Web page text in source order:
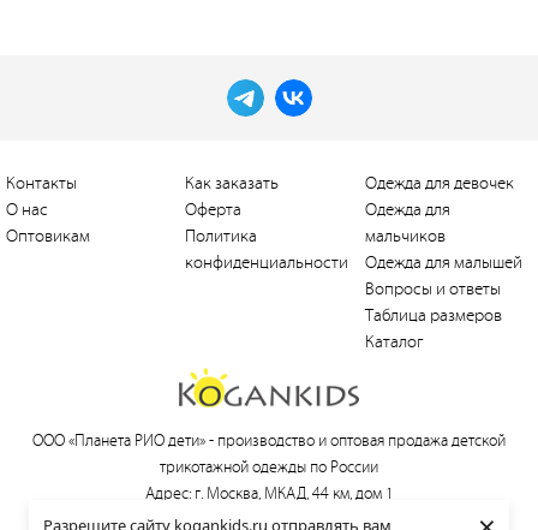
Разрешите сайту kogankids.ru отправлять вам
Контакты
О нас
Оптовикам
Как заказать
Оферта
Политика
конфиденциальности
Одежда для девочек
Одежда для
мальчиков
Одежда для малышей
Вопросы и ответы
Таблица размеров
Каталог
ООО «Планета РИО дети» - производство и оптовая продажа детской
трикотажной одежды по России
Адрес: г. Москва, МКАД, 44 км, дом 1
Тел.:+7 (495) 660-21-30, e-mail:love@kogankids.ru